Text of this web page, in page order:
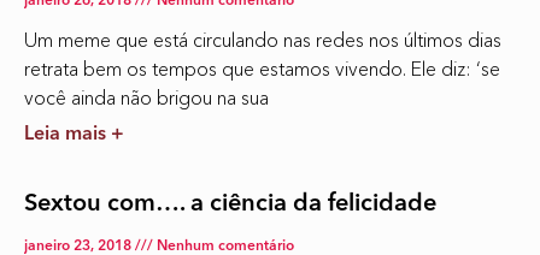
Um meme que está circulando nas redes nos últimos dias
retrata bem os tempos que estamos vivendo. Ele diz: ‘se
você ainda não brigou na sua
Leia mais +
Sextou com…. a ciência da felicidade
janeiro 23, 2018 Nenhum comentário